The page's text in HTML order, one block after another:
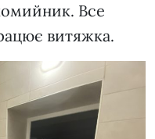
Все
витяжка.